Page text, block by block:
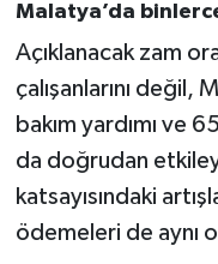
Malatya’da
Açıklanacak zam
çalışanlarını değil,
bakım yardımı ve
da doğrudan
katsayısındaki
ödemeleri de aynı